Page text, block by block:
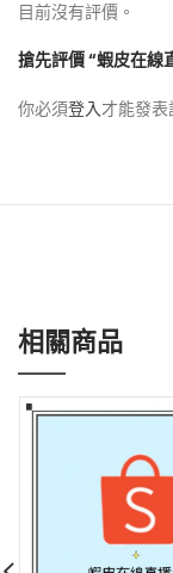
目前沒有評價。
搶先評價 “蝦皮在
你必須登入才能發表
相關商品